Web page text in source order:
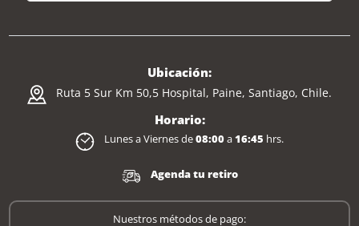
Ubicación:
Ruta 5 Sur Km 50,5 Hospital, Paine, Santiago, Chile.
Horario:
Lunes a Viernes de08:00a16:45 hrs.
Agenda tu retiro
Nuestros métodos de pago: